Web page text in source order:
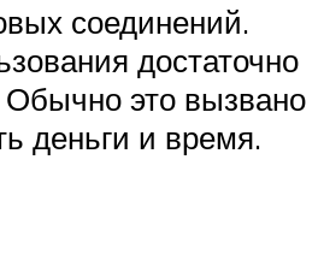
соединений.
достаточно
Обычно это вызвано
деньги и время.